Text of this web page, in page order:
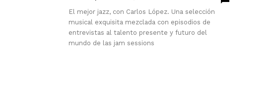
El mejor jazz, con Carlos López. Una selección
musical exquisita mezclada con episodios de
entrevistas al talento presente y futuro del
mundo de las jam sessions